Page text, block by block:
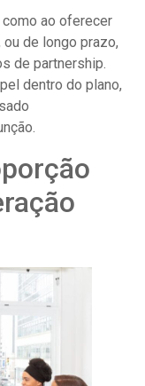
ao oferecer
de longo prazo,
de partnership.
dentro do plano,